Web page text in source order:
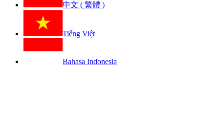
中文 ( 繁體 )
Tiếng Việt
Bahasa Indonesia